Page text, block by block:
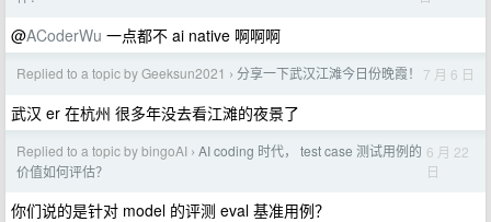
@ACoderWu 一点都不 ai native 啊啊啊
Replied to a topic by Geeksun2021 › 分享一下武汉江滩今日份晚霞！ 7 月 6 日
武汉 er 在杭州 很多年没去看江滩的夜景了
Replied to a topic by bingoAI › AI coding 时代， test case 测试用例的
价值如何评估？
6 月 22
日
你们说的是针对 model 的评测 eval 基准用例？